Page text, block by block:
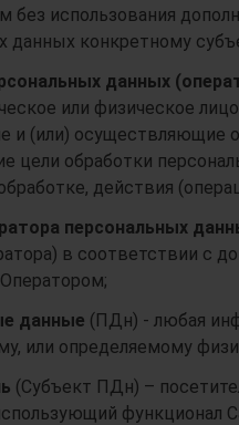
использования
данных конкретному
данных
или физическое
и (или) осуществляющие
цели обработки
действия
персональных
в соответствии с
данные (ПДн) - любая
или определяемому
(Субъект ПДн) –
функционал